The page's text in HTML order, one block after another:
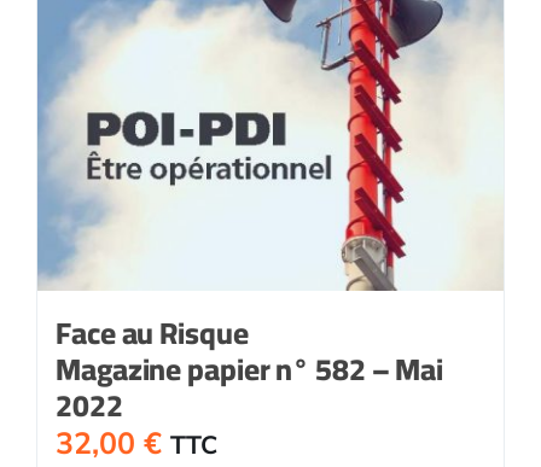
Face au Risque
Magazine papier n° 582 – Mai
2022
32,00 € TTC